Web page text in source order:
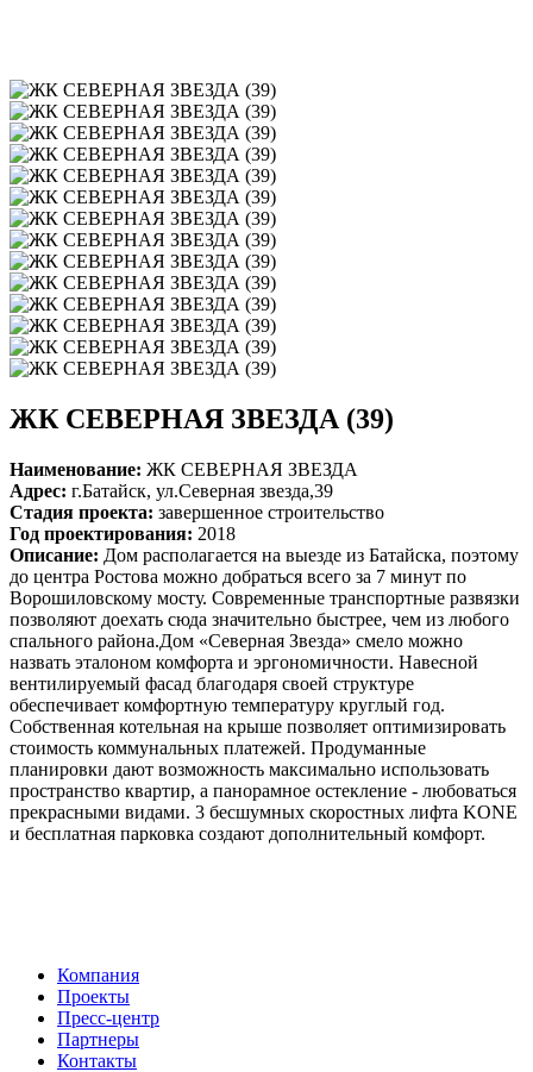
ЖК СЕВЕРНАЯ ЗВЕЗДА (39)
Наименование: ЖК СЕВЕРНАЯ ЗВЕЗДА
Адрес: г.Батайск, ул.Северная звезда,39
Стадия проекта: завершенное строительство
Год проектирования: 2018
Описание: Дом располагается на выезде из Батайска, поэтому
до центра Ростова можно добраться всего за 7 минут по
Ворошиловскому мосту. Современные транспортные развязки
позволяют доехать сюда значительно быстрее, чем из любого
спального района.Дом «Северная Звезда» смело можно
назвать эталоном комфорта и эргономичности. Навесной
вентилируемый фасад благодаря своей структуре
обеспечивает комфортную температуру круглый год.
Собственная котельная на крыше позволяет оптимизировать
стоимость коммунальных платежей. Продуманные
планировки дают возможность максимально использовать
пространство квартир, а панорамное остекление - любоваться
прекрасными видами. 3 бесшумных скоростных лифта KONE
и бесплатная парковка создают дополнительный комфорт.
Компания
Проекты
Пресс-центр
Партнеры
Контакты